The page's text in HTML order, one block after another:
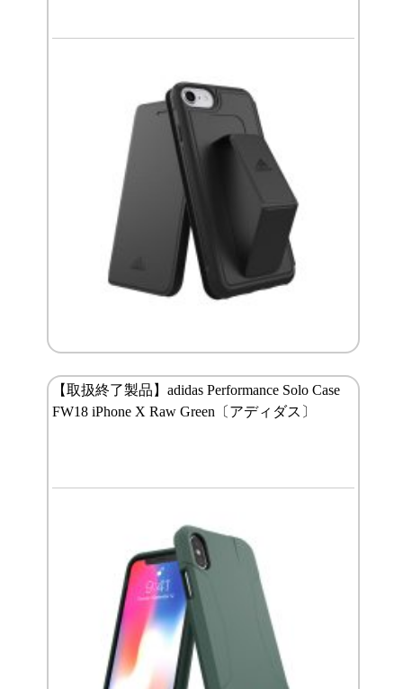
【取扱終了製品】adidas Performance Solo Case
FW18 iPhone X Raw Green〔アディダス〕